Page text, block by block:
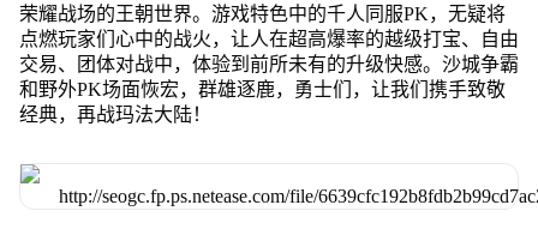
荣耀战场的王朝世界。游戏特色中的千人同服PK，无疑将
点燃玩家们心中的战火，让人在超高爆率的越级打宝、自由
交易、团体对战中，体验到前所未有的升级快感。沙城争霸
和野外PK场面恢宏，群雄逐鹿，勇士们，让我们携手致敬
经典，再战玛法大陆！